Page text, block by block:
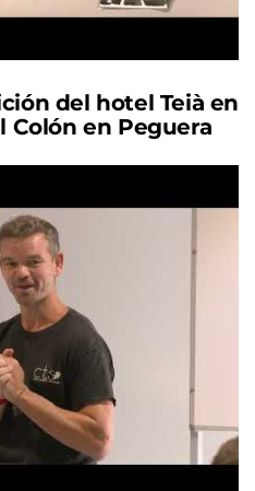
del hotel Teià en
Colón en Peguera